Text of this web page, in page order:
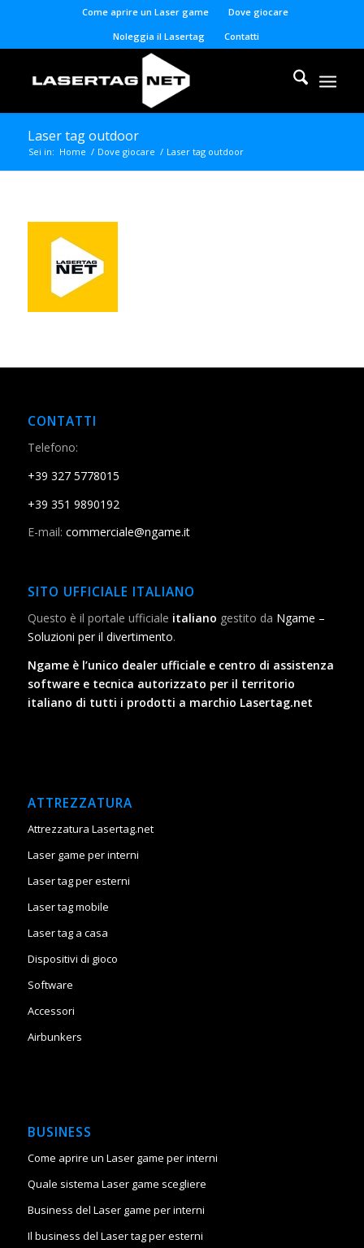
Come aprire un Laser game
Dove giocare
Noleggia il Lasertag
Contatti
Laser tag outdoor
Sei in: Home / Dove giocare / Laser tag outdoor
CONTATTI
Telefono:
+39 327 5778015
+39 351 9890192
E-mail: commerciale@ngame.it
SITO UFFICIALE ITALIANO
Questo è il portale ufficiale italiano gestito da Ngame –
Soluzioni per il divertimento.
Ngame è l’unico dealer ufficiale e centro di assistenza
software e tecnica autorizzato per il territorio
italiano di tutti i prodotti a marchio Lasertag.net
ATTREZZATURA
Attrezzatura Lasertag.net
Laser game per interni
Laser tag per esterni
Laser tag mobile
Laser tag a casa
Dispositivi di gioco
Software
Accessori
Airbunkers
BUSINESS
Come aprire un Laser game per interni
Quale sistema Laser game scegliere
Business del Laser game per interni
Il business del Laser tag per esterni